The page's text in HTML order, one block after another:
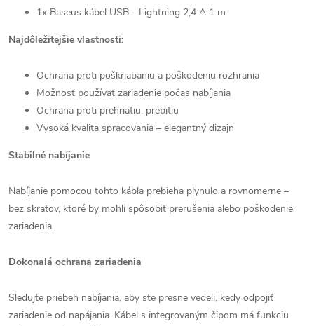
1x Baseus kábel USB - Lightning 2,4 A 1 m
Najdôležitejšie vlastnosti:
Ochrana proti poškriabaniu a poškodeniu rozhrania
Možnosť používať zariadenie počas nabíjania
Ochrana proti prehriatiu, prebitiu
Vysoká kvalita spracovania – elegantný dizajn
Stabilné nabíjanie
Nabíjanie pomocou tohto kábla prebieha plynulo a rovnomerne –
bez skratov, ktoré by mohli spôsobiť prerušenia alebo poškodenie
zariadenia.
Dokonalá ochrana zariadenia
Sledujte priebeh nabíjania, aby ste presne vedeli, kedy odpojiť
zariadenie od napájania. Kábel s integrovaným čipom má funkciu